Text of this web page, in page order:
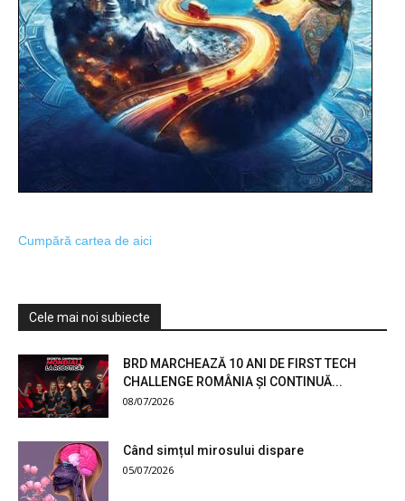
Cumpără cartea de aici
Cele mai noi subiecte
BRD MARCHEAZĂ 10 ANI DE FIRST TECH
CHALLENGE ROMÂNIA ȘI CONTINUĂ...
08/07/2026
Când simțul mirosului dispare
05/07/2026